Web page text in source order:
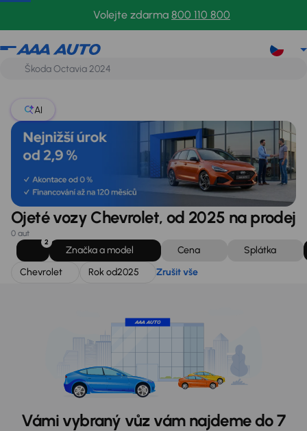
Volejte zdarma 800 110 800
Chevrolet
AI
Ojeté vozy Chevrolet, od 2025 na prodej
0 aut
2
Značka a model Cena
Splátka
Chevrolet
Rok od2025 Zrušit vše
Vámi vybraný vůz vám najdeme do 7